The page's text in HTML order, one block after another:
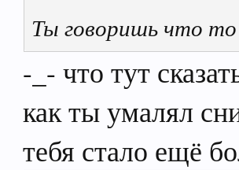
Ты говоришь что
-_- что тут
как ты умалял
тебя стало ещё